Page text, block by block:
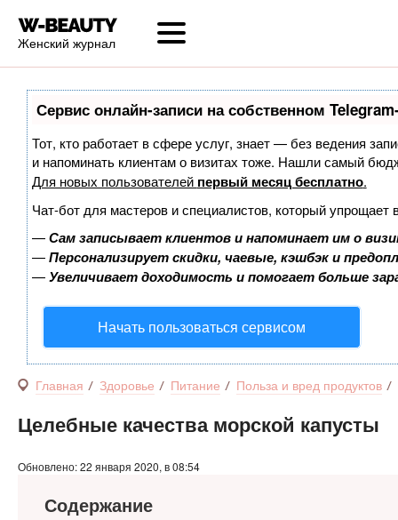
Женский журнал
Сервис онлайн-записи на собственном
Тот, кто работает в сфере услуг, знает — без ведения
и напоминать клиентам о визитах тоже. Нашли самый
Для новых пользователей первый месяц бесплатно.
Чат-бот для мастеров и специалистов, который упрощает
—Сам записывает клиентов и напоминает им о
—Персонализирует скидки, чаевые, кэшбэк и
—Увеличивает доходимость и помогает больше
Начать пользоваться сервисом
Главная Здоровье Питание Польза и вред продуктов
Целебные качества морской капусты
Обновлено: 22 января 2020, в 08:54
Содержание